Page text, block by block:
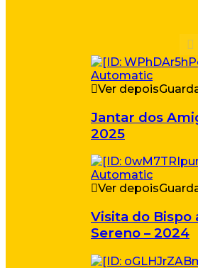
Ver depois
Jantar dos
2025
Ver depois
Visita do Bispo
Sereno – 2024